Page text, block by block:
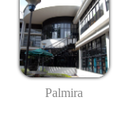
Palmira